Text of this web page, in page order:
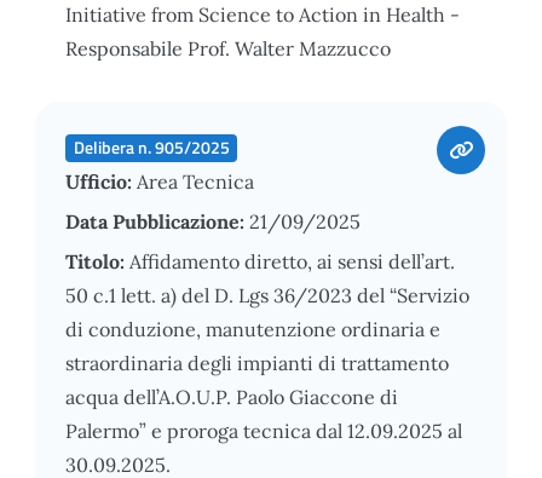
Initiative from Science to Action in Health -
Responsabile Prof. Walter Mazzucco
Delibera n. 905/2025
Ufficio: Area Tecnica
Data Pubblicazione: 21/09/2025
Titolo: Affidamento diretto, ai sensi dell’art.
50 c.1 lett. a) del D. Lgs 36/2023 del “Servizio
di conduzione, manutenzione ordinaria e
straordinaria degli impianti di trattamento
acqua dell’A.O.U.P. Paolo Giaccone di
Palermo” e proroga tecnica dal 12.09.2025 al
30.09.2025.